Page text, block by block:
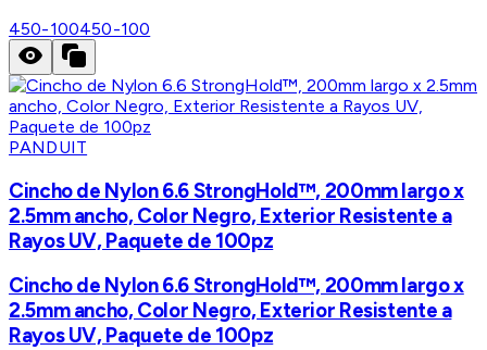
450-100450-100
PANDUIT
Cincho de Nylon 6.6 StrongHold™, 200mm largo x
2.5mm ancho, Color Negro, Exterior Resistente a
Rayos UV, Paquete de 100pz
Cincho de Nylon 6.6 StrongHold™, 200mm largo x
2.5mm ancho, Color Negro, Exterior Resistente a
Rayos UV, Paquete de 100pz